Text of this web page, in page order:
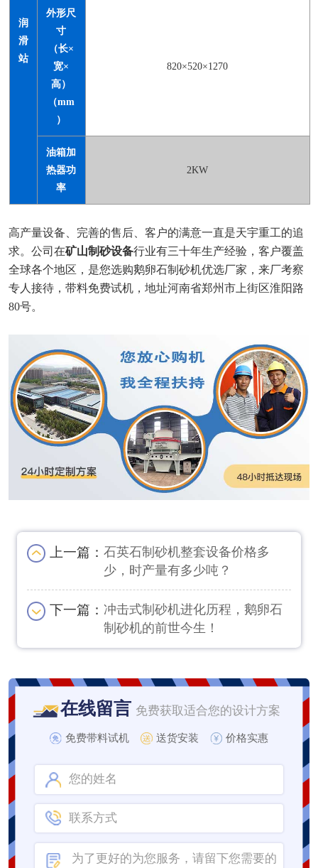
润
滑
站
外形尺
寸
（长×
宽×
高）
（mm
）
820×520×1270
油箱加
热器功
率
2KW
高产量设备、完善的售后、客户的满意一直是天宇重工的追
求。公司在矿山制砂设备行业有三十年生产经验，客户覆盖
全球各个地区，是您选购鹅卵石制砂机优选厂家，来厂考察
专人接待，带料免费试机，地址河南省郑州市上街区淮阳路
80号。
上一篇：石英石制砂机整套设备价格多
少，时产量有多少吨？
下一篇：冲击式制砂机进化历程，鹅卵石
制砂机的前世今生！
在线留言 免费获取适合您的设计方案
免费带料试机 送货安装 价格实惠